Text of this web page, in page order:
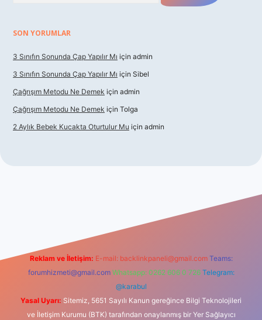
SON YORUMLAR
3 Sınıfın Sonunda Çap Yapılır Mı için admin
3 Sınıfın Sonunda Çap Yapılır Mı için Sibel
Çağrışım Metodu Ne Demek için admin
Çağrışım Metodu Ne Demek için Tolga
2 Aylık Bebek Kucakta Oturtulur Mu için admin
Reklam ve İletişim: E-mail: backlinkpaneli@gmail.com Teams:
forumhizmeti@gmail.com Whatsapp: 0262 606 0 726 Telegram:
@karabul
Yasal Uyarı: Sitemiz, 5651 Sayılı Kanun gereğince Bilgi Teknolojileri
ve İletişim Kurumu (BTK) tarafından onaylanmış bir Yer Sağlayıcı